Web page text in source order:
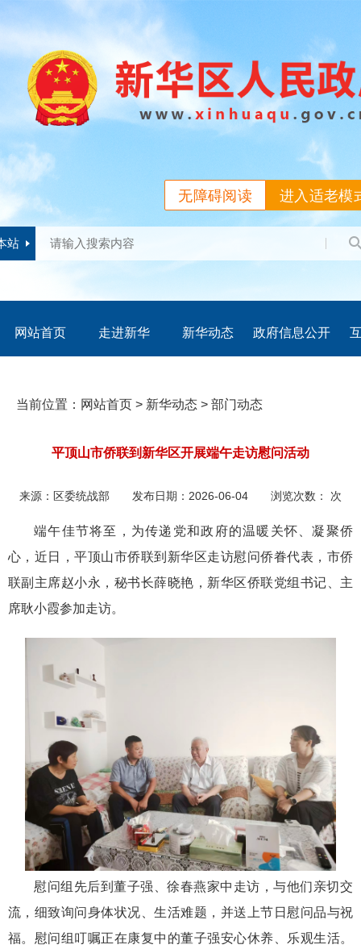
进入适老模
无障碍阅读
站
网站首页 走进新华 新华动态 政府信息公开
当前位置： 网站首页 > 新华动态 > 部门动态
平顶山市侨联到新华区开展端午走访慰问活动
来源： 区委统战部 发布日期： 2026-06-04 浏览次数： 次
端午佳节将至，为传递党和政府的温暖关怀、凝聚侨
心，近日，平顶山市侨联到新华区走访慰问侨眷代表，市侨
联副主席赵小永，秘书长薛晓艳，新华区侨联党组书记、主
席耿小霞参加走访。
慰问组先后到董子强、徐春燕家中走访，与他们亲切交
流，细致询问身体状况、生活难题，并送上节日慰问品与祝
福。慰问组叮嘱正在康复中的董子强安心休养、乐观生活。